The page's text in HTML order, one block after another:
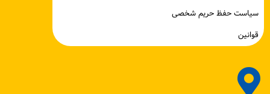
سیاست حفظ حریم شخصی
قوانین